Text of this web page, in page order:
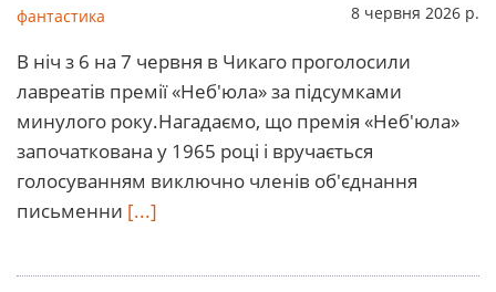
фантастика
8 червня 2026 р.
В ніч з 6 на 7 червня в Чикаго проголосили
лавреатів премії «Неб'юла» за підсумками
минулого року.Нагадаємо, що премія «Неб'юла»
започаткована у 1965 році і вручається
голосуванням виключно членів об'єднання
письменни [...]